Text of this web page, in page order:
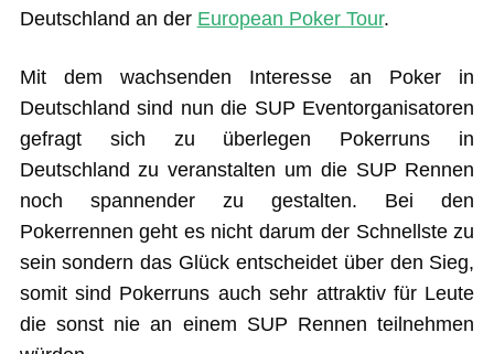
Deutschland an der European Poker Tour.
Mit dem wachsenden Interesse an Poker in
Deutschland sind nun die SUP Eventorganisatoren
gefragt sich zu überlegen Pokerruns in
Deutschland zu veranstalten um die SUP Rennen
noch spannender zu gestalten. Bei den
Pokerrennen geht es nicht darum der Schnellste zu
sein sondern das Glück entscheidet über den Sieg,
somit sind Pokerruns auch sehr attraktiv für Leute
die sonst nie an einem SUP Rennen teilnehmen